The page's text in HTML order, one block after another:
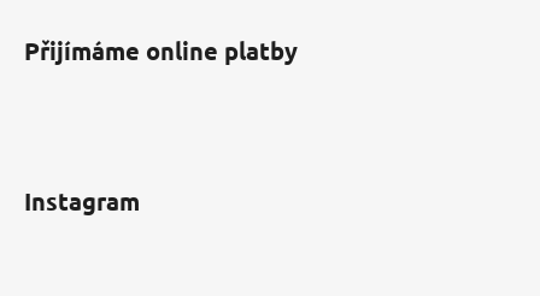
Přijímáme online platby
Instagram